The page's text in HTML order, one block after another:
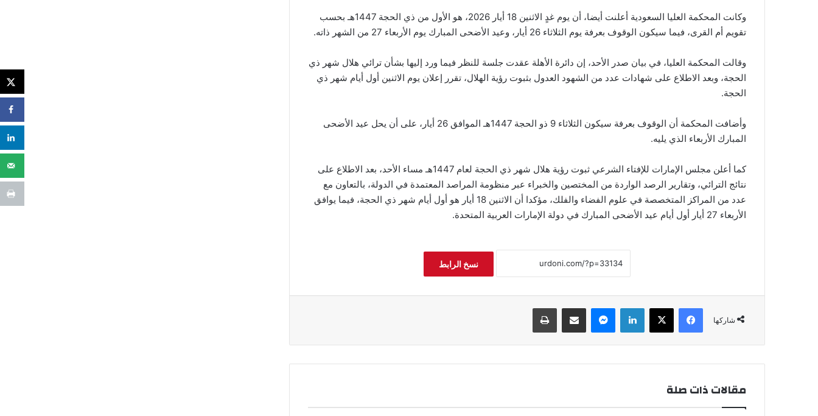
وكانت المحكمة العليا السعودية أعلنت أيضا، أن يوم غدٍ الاثنين 18 أيار 2026، هو الأول من ذي الحجة 1447هـ بحسب
تقويم أم القرى، فيما سيكون الوقوف بعرفة يوم الثلاثاء 26 أيار، وعيد الأضحى المبارك يوم الأربعاء 27 من الشهر ذاته.
وقالت المحكمة العليا، في بيان صدر الأحد، إن دائرة الأهلة عقدت جلسة للنظر فيما ورد إليها بشأن ترائي هلال شهر ذي
الحجة، وبعد الاطلاع على شهادات عدد من الشهود العدول بثبوت رؤية الهلال، تقرر إعلان يوم الاثنين أول أيام شهر ذي
الحجة.
وأضافت المحكمة أن الوقوف بعرفة سيكون الثلاثاء 9 ذو الحجة 1447هـ الموافق 26 أيار، على أن يحل عيد الأضحى
المبارك الأربعاء الذي يليه.
كما أعلن مجلس الإمارات للإفتاء الشرعي ثبوت رؤية هلال شهر ذي الحجة لعام 1447هـ مساء الأحد، بعد الاطلاع على
نتائج الترائي، وتقارير الرصد الواردة من المختصين والخبراء عبر منظومة المراصد المعتمدة في الدولة، بالتعاون مع
عدد من المراكز المتخصصة في علوم الفضاء والفلك، مؤكدا أن الاثنين 18 أيار هو أول أيام شهر ذي الحجة، فيما يوافق
الأربعاء 27 أيار أول أيام عيد الأضحى المبارك في دولة الإمارات العربية المتحدة.
نسخ الرابط
شاركها
فيسبوك لينكدإن
مقالات ذات صلة